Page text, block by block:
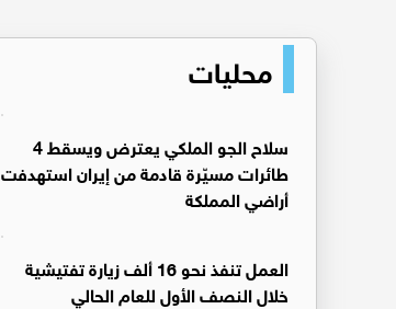
محليات
سلاح الجو الملكي يعترض ويسقط 4
طائرات مسيّرة قادمة من إيران استهدفت
أراضي المملكة
العمل تنفذ نحو 16 ألف زيارة تفتيشية
خلال النصف الأول للعام الحالي